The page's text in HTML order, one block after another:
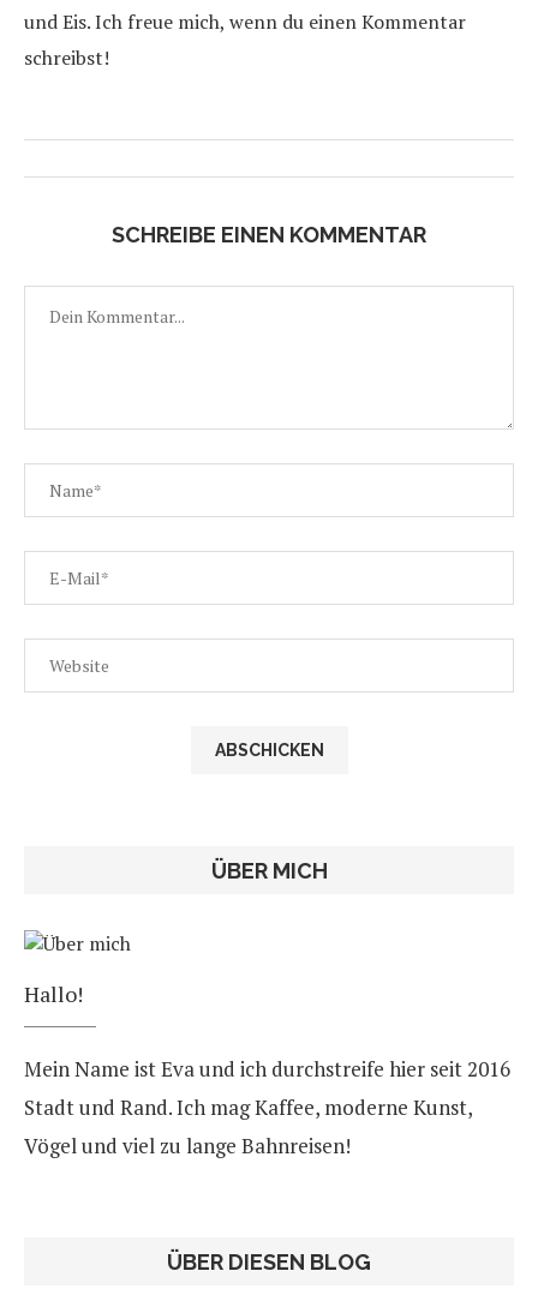
und Eis. Ich freue mich, wenn du einen Kommentar
schreibst!
SCHREIBE EINEN KOMMENTAR
ÜBER MICH
Hallo!
Mein Name ist Eva und ich durchstreife hier seit 2016
Stadt und Rand. Ich mag Kaffee, moderne Kunst,
Vögel und viel zu lange Bahnreisen!
ÜBER DIESEN BLOG